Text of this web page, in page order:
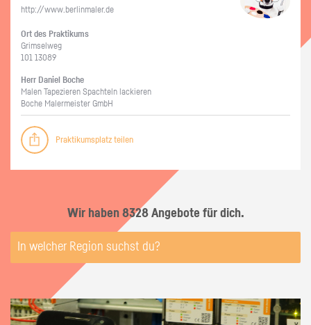
http://​www.​berlinmaler.​de
Ort des Prak­ti­kums
Grim­sel­weg
101 13089
Herr Da­ni­el Boche
Malen Ta­pe­zie­ren Spach­teln la­ckie­ren
Boche Ma­ler­meis­ter GmbH
Praktikumsplatz teilen
Wir haben 8328 Angebote für dich.